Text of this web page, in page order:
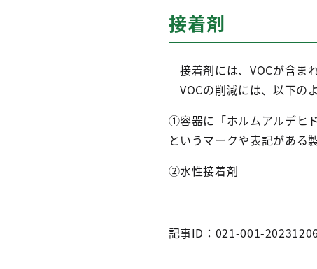
接着剤
接着剤には、VOCが含ま
VOCの削減には、以下の
①容器に「ホルムアルデヒ
というマークや表記がある
②水性接着剤
記事ID：021-001-